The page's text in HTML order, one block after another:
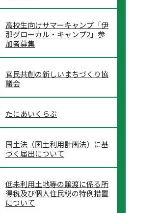
高校生向けサマーキャンプ「伊
那グローカル・キャンプ2」参
加者募集
官民共創の新しいまちづくり協
議会
たにあいくらぶ
国土法（国土利用計画法）に基
づく届出について
低未利用土地等の譲渡に係る所
得税及び個人住民税の特例措置
について